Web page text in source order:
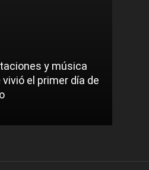
y música
el primer día de